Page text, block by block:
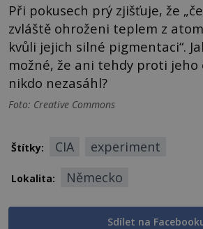
Při pokusech prý zjišťuje, že
zvláště ohroženi teplem z
kvůli jejich silné pigmentaci“.
možné, že ani tehdy proti
nikdo nezasáhl?
Foto: Creative Commons
Štítky: CIA experiment
Lokalita: Německo
Sdílet na